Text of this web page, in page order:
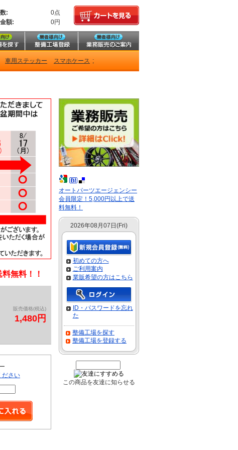
:
0点
額:
0円
車用ステッカー スマホケース ;
無料！！
販売価格(税込)
1,480円
ださい
オートパーツエージェンシー
会員限定！5,000円以上で送
料無料！
2026年08月07日(Fri)
初めての方へ
ご利用案内
業販希望の方はこちら
ID・パスワードを忘れ
た
整備工場を探す
整備工場を登録する
この商品を友達に知らせる